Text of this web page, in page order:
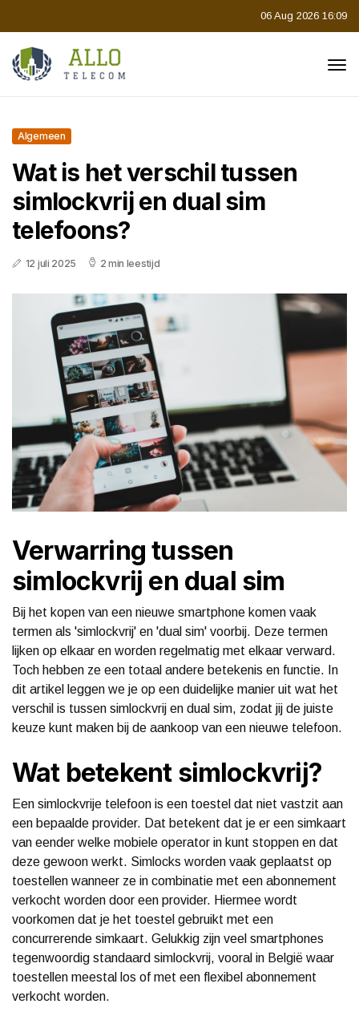
06 Aug 2026 16:09
Algemeen
Wat is het verschil tussen
simlockvrij en dual sim
telefoons?
12 juli 2025 2 min leestijd
Verwarring tussen
simlockvrij en dual sim
Bij het kopen van een nieuwe smartphone komen vaak
termen als 'simlockvrij' en 'dual sim' voorbij. Deze termen
lijken op elkaar en worden regelmatig met elkaar verward.
Toch hebben ze een totaal andere betekenis en functie. In
dit artikel leggen we je op een duidelijke manier uit wat het
verschil is tussen simlockvrij en dual sim, zodat jij de juiste
keuze kunt maken bij de aankoop van een nieuwe telefoon.
Wat betekent simlockvrij?
Een simlockvrije telefoon is een toestel dat niet vastzit aan
een bepaalde provider. Dat betekent dat je er een simkaart
van eender welke mobiele operator in kunt stoppen en dat
deze gewoon werkt. Simlocks worden vaak geplaatst op
toestellen wanneer ze in combinatie met een abonnement
verkocht worden door een provider. Hiermee wordt
voorkomen dat je het toestel gebruikt met een
concurrerende simkaart. Gelukkig zijn veel smartphones
tegenwoordig standaard simlockvrij, vooral in België waar
toestellen meestal los of met een flexibel abonnement
verkocht worden.